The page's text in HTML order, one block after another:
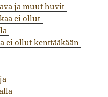
ja muut huvit
ei ollut
ei ollut kenttääkään